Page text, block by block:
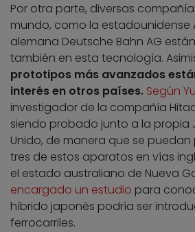
Por otra parte, diversas
mundo, como la estadounidense
alemana Deutsche Bahn AG
también en esta tecnología.
prototipos más avanzados
interés en otros países. Según
investigador de la compañía
siendo probado junto a la propia
Unido, de manera que se
tres de estos aparatos en vías
el estado australiano de Nueva
encargado un estudio para
híbrido japonés podría ser
ferrocarriles.